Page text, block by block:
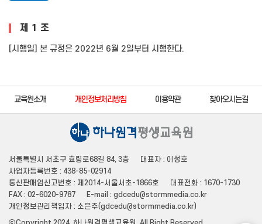
제 1 조
[시행일] 본 규정은 2022년 6월 2일부터 시행한다.
교육원소개 개인정보처리방침 이용약관 찾아오시는길
서울특별시 서초구 효령로68길 84, 3층
대표자 : 이성호
사업자등록번호 : 438-85-02914
통신판매업신고번호 : 제2014-서울서초-1866호
대표전화 : 1670-1730
FAX : 02-6020-9787
E-mail : gdcedu@stormmedia.co.kr
개인정보관리책임자 : 소은주(gdcedu@stormmedia.co.kr)